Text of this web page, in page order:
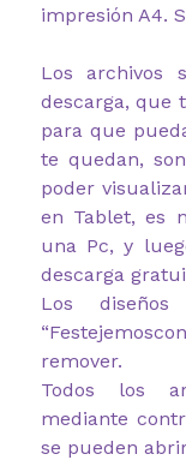
impresión A4.
Los archivos
descarga, que
para que
te quedan,
poder
en Tablet, es
una Pc, y
descarga
Los
remover.
Todos los
mediante
se pueden